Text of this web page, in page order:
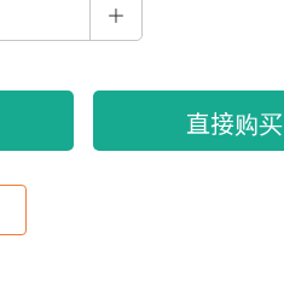
直接购买